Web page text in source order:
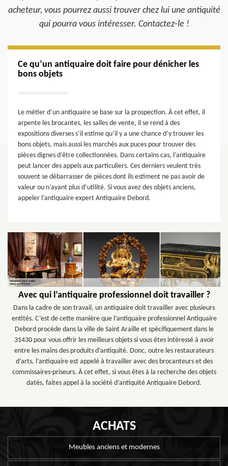
acheteur, vous pourrez aussi trouver chez lui une antiquité
qui pourra vous intéresser. Contactez-le !
Ce qu’un antiquaire doit faire pour dénicher les
bons objets
Le métier d’un antiquaire se base sur la prospection. À cet effet, il
arpente les brocantes, les salles de vente, il se rend à des
expositions diverses s’il estime qu’il y a une chance d’y trouver les
bons objets, mais aussi les marchés aux puces pour trouver des
pièces dignes d’être collectionnées. Dans certains cas, l’antiquaire
peut lancer des appels aux particuliers. Ces derniers veulent très
souvent se débarrasser de pièces dont ils estiment ne pas avoir de
valeur ou n’ayant plus d’utilité. Si vous avez des objets anciens,
appeler l’antiquaire expert Antiquaire Debord.
Avec qui l’antiquaire professionnel doit travailler ?
Dans la cadre de son travail, un antiquaire doit travailler avec plusieurs
entités. C’est de cette manière que l’antiquaire professionnel Antiquaire
Debord procède dans la ville de Saint Araille et spécifiquement dans le
31430 pour vous offrir les meilleurs objets si vous êtes intéressé à avoir
entre les mains des produits d’antiquité. Donc, outre les restaurateurs
d’arts, l’antiquaire est appelé à travailler avec des brocanteurs et des
commissaires-priseurs. À cet effet, si vous êtes à la recherche des objets
datés, faites appel à la société d’antiquité Antiquaire Debord.
ACHATS
Meubles anciens et modernes